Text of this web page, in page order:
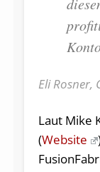
Eli Rosner,
Laut Mike
(Website